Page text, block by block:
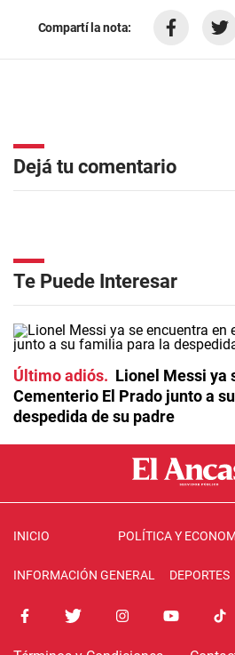
Compartí la nota:
Dejá tu comentario
Te Puede Interesar
Último adiós
Lionel Messi ya
Cementerio El Prado junto a
despedida de su padre
INICIO POLÍTICA Y
INFORMACIÓN GENERAL DEPORTES